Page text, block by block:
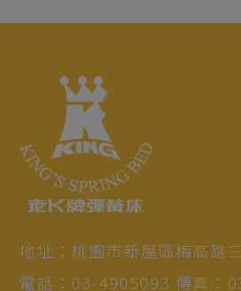
地址：桃園市新屋區梅高路
電話： 03-4905093 傳真：